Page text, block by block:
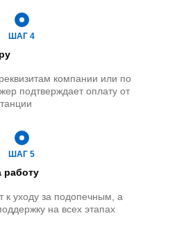
ШАГ 4
компании или по
подтверждает оплату от
ШАГ 5
работу
к уходу за подопечным, а
на всех этапах